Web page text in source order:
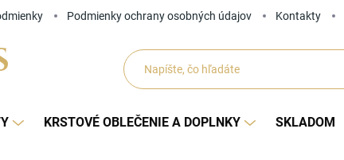
Podmienky ochrany osobných údajov Kontakty
KRSTOVÉ OBLEČENIE A DOPLNKY SKLADOM